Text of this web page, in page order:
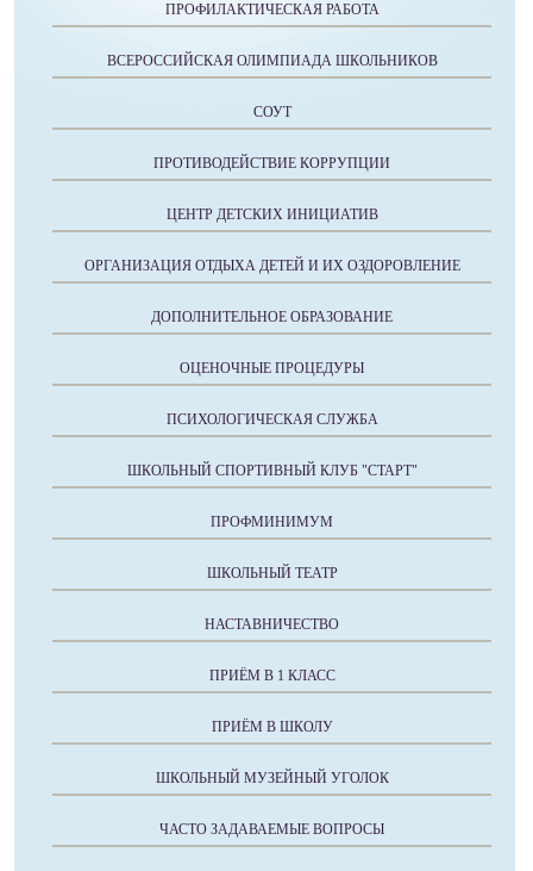
ПРОФИЛАКТИЧЕСКАЯ РАБОТА
ВСЕРОССИЙСКАЯ ОЛИМПИАДА ШКОЛЬНИКОВ
СОУТ
ПРОТИВОДЕЙСТВИЕ КОРРУПЦИИ
ЦЕНТР ДЕТСКИХ ИНИЦИАТИВ
ОРГАНИЗАЦИЯ ОТДЫХА ДЕТЕЙ И ИХ ОЗДОРОВЛЕНИЕ
ДОПОЛНИТЕЛЬНОЕ ОБРАЗОВАНИЕ
ОЦЕНОЧНЫЕ ПРОЦЕДУРЫ
ПСИХОЛОГИЧЕСКАЯ СЛУЖБА
ШКОЛЬНЫЙ СПОРТИВНЫЙ КЛУБ "СТАРТ"
ПРОФМИНИМУМ
ШКОЛЬНЫЙ ТЕАТР
НАСТАВНИЧЕСТВО
ПРИЁМ В 1 КЛАСС
ПРИЁМ В ШКОЛУ
ШКОЛЬНЫЙ МУЗЕЙНЫЙ УГОЛОК
ЧАСТО ЗАДАВАЕМЫЕ ВОПРОСЫ